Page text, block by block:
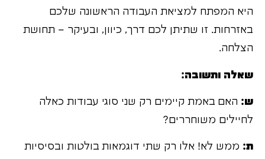
היא המפתח למציאת העבודה הראשונה שלכם
באזרחות. זו שתיתן לכם דרך, כיוון, ובעיקר – תחושת
הצלחה.
שאלה ותשובה:
ש: האם באמת קיימים רק שני סוגי עבודות כאלה
לחיילים משוחררים?
ת: ממש לא! אלו רק שתי דוגמאות בולטות ובסיסיות